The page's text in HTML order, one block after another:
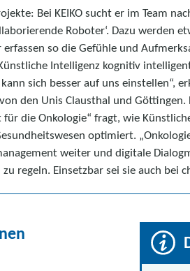
Bei KEIKO sucht er im Team
Roboter‘. Dazu werden
so die Gefühle und
Intelligenz kognitiv
sich besser auf uns einstellen“,
den Unis Clausthal und Göttingen.
die Onkologie“ fragt, wie
optimiert.
weiter und digitale
regeln. Einsetzbar sei sie auch bei